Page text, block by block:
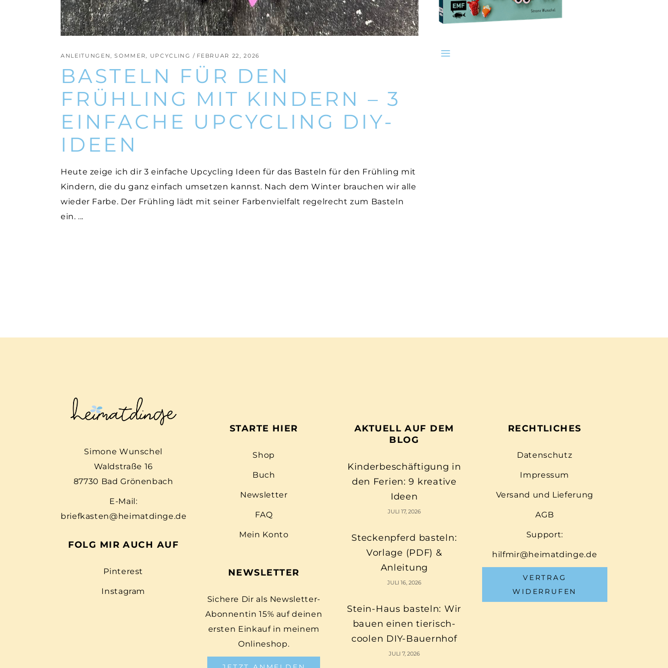
ANLEITUNGEN,SOMMER, UPCYCLING FEBRUAR 22, 2026
BASTELN FÜR DEN
FRÜHLING MIT KINDERN – 3
EINFACHE UPCYCLING DIY-
IDEEN
Heute zeige ich dir 3 einfache Upcycling Ideen für das Basteln für den Frühling mit
Kindern, die du ganz einfach umsetzen kannst. Nach dem Winter brauchen wir alle
wieder Farbe. Der Frühling lädt mit seiner Farbenvielfalt regelrecht zum Basteln
ein.
Simone Wunschel
Waldstraße 16
87730 Bad Grönenbach
E-Mail:
briefkasten@heimatdinge.de
FOLG MIR AUCH AUF
Pinterest
Instagram
STARTE HIER
Shop
Buch
Newsletter
FAQ
Mein Konto
NEWSLETTER
Sichere Dir als Newsletter-
Abonnentin 15% auf deinen
ersten Einkauf in meinem
Onlineshop.
AKTUELL AUF DEM
BLOG
Kinderbeschäftigung in
den Ferien: 9 kreative
Ideen
JULI 17, 2026
Steckenpferd basteln:
Vorlage (PDF) &
Anleitung
JULI 16, 2026
Stein-Haus basteln: Wir
bauen einen tierisch-
coolen DIY-Bauernhof
JULI 7, 2026
RECHTLICHES
Datenschutz
Impressum
Versand und Lieferung
AGB
Support:
hilfmir@heimatdinge.de
VERTRAG
WIDERRUFEN